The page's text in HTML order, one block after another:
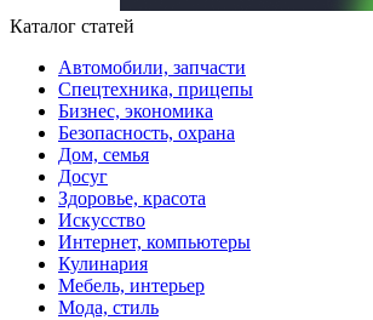
Каталог статей
Автомобили, запчасти
Спецтехника, прицепы
Бизнес, экономика
Безопасность, охрана
Дом, семья
Досуг
Здоровье, красота
Искусство
Интернет, компьютеры
Кулинария
Мебель, интерьер
Мода, стиль